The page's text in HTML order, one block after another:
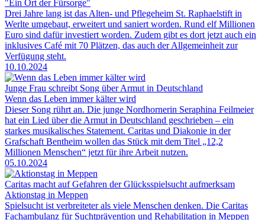
"Ein Ort der Fürsorge"
Drei Jahre lang ist das Alten- und Pflegeheim St. Raphaelstift in
Werlte umgebaut, erweitert und saniert worden. Rund elf Millionen
Euro sind dafür investiert worden. Zudem gibt es dort jetzt auch ein
inklusives Café mit 70 Plätzen, das auch der Allgemeinheit zur
Verfügung steht.
10.10.2024
Junge Frau schreibt Song über Armut in Deutschland
Wenn das Leben immer kälter wird
Dieser Song rührt an. Die junge Nordhornerin Seraphina Feilmeier
hat ein Lied über die Armut in Deutschland geschrieben – ein
starkes musikalisches Statement. Caritas und Diakonie in der
Grafschaft Bentheim wollen das Stück mit dem Titel „12,2
Millionen Menschen“ jetzt für ihre Arbeit nutzen.
05.10.2024
Caritas macht auf Gefahren der Glücksspielsucht aufmerksam
Aktionstag in Meppen
Spielsucht ist verbreiteter als viele Menschen denken. Die Caritas
Fachambulanz für Suchtprävention und Rehabilitation in Meppen